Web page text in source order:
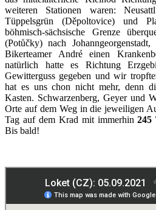
weiteren Stationen waren:
Tüppelsgrün (Děpoltovice) und
böhmisch-sächsische Grenze
(Potůčky) nach
Bikerteamer André einen
natürlich hatte es Richtung
Gewitterguss gegeben und wir
hat es uns chon nicht mehr, denn
Kasten. Schwarzenberg, Geyer und
Orte auf dem Weg in die jeweiligen
Tag auf dem Krad mit immerhin245
Bis bald!